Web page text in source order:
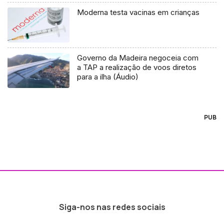
Moderna testa vacinas em crianças
Governo da Madeira negoceia com
a TAP a realização de voos diretos
para a ilha (Áudio)
PUB
Siga-nos nas redes sociais